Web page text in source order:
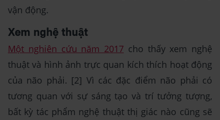
vận động.
Xem nghệ thuật
Một nghiên cứu năm 2017 cho thấy xem nghệ
thuật và hình ảnh trực quan kích thích hoạt động
của não phải. [2] Vì các đặc điểm não phải có
tương quan với sự sáng tạo và trí tưởng tượng,
bất kỳ tác phẩm nghệ thuật thị giác nào cũng sẽ